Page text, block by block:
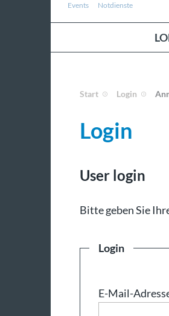
Events Notdienste
Start Login
Login
User login
Bit­te ge­ben Sie
Login
E-Mail-